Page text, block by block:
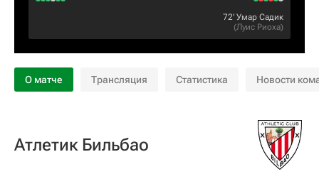
72‎’‎ Умар Садик
(Луис Риоха)
О матче Трансляция Статистика Новости
Атлетик Бильбао